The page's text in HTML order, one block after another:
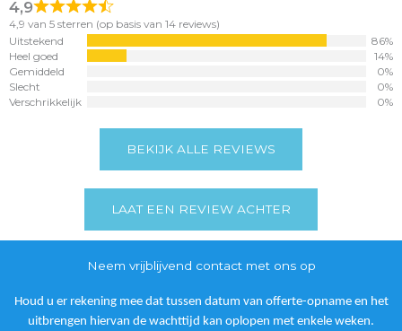
4,9
4,9 van 5 sterren (op basis van 14 reviews)
Uitstekend
86%
Heel goed
14%
Gemiddeld
0%
Slecht
0%
Verschrikkelijk
0%
BEKIJK ALLE REVIEWS
LAAT EEN REVIEW ACHTER
Neem vrijblijvend contact met ons op
Houd u er rekening mee dat tussen datum van offerte-opname en het
uitbrengen hiervan de wachttijd kan oplopen met enkele weken.